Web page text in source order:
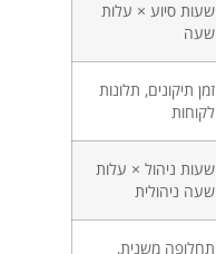
שעות סיוע × עלות
שעה
זמן תיקונים, תלונות
לקוחות
שעות ניהול × עלות
שעה ניהולית
תחלופה משנית,